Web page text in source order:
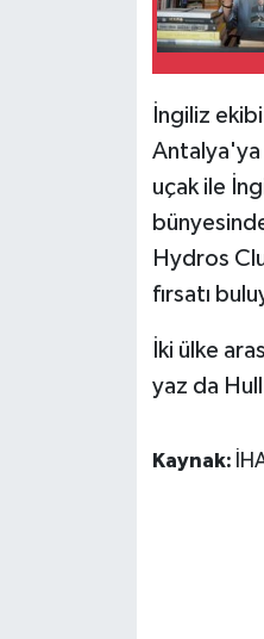
İngiliz
Antalya'ya
uçak ile
Hydros
fırsatı
İki ülke
yaz da
Kaynak:
İş Dünyası
KÜLTÜR SANAT
Otomobil